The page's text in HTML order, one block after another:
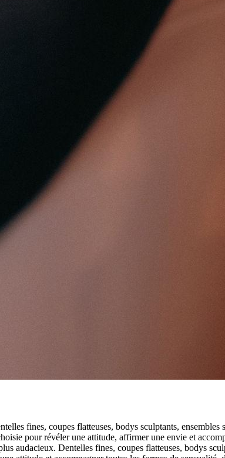
fines, coupes flatteuses, bodys sculptants,
pour révéler une attitude, affirmer une envie et
audacieux. Dentelles fines, coupes flatteuses, bodys